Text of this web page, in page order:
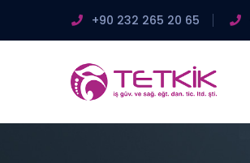
+90 232 265 20 65